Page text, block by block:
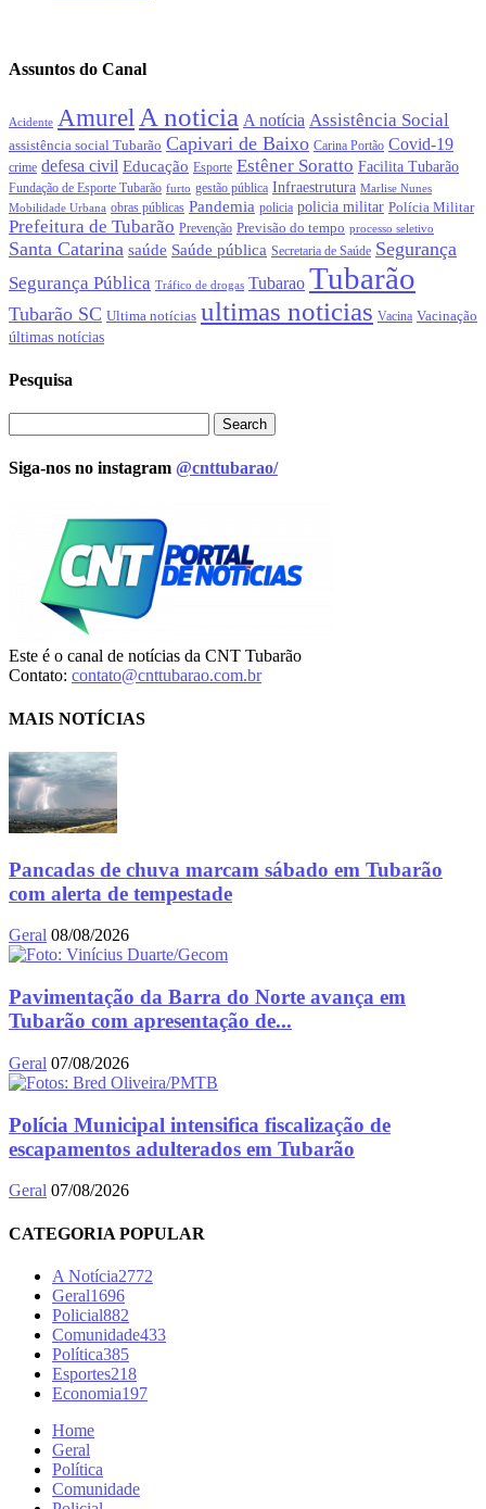
Assuntos do Canal
Acidente Amurel A noticia A notícia Assistência Social
assistência social Tubarão Capivari de Baixo Carina Portão Covid-19
crime defesa civil Educação Esporte Estêner Soratto Facilita Tubarão
Fundação de Esporte Tubarão furto gestão pública Infraestrutura Marlise Nunes
Mobilidade Urbana obras públicas Pandemia policia policia militar Polícia Militar
Prefeitura de Tubarão Prevenção Previsão do tempo processo seletivo
Santa Catarina saúde Saúde pública Secretaria de Saúde Segurança
Segurança Pública Tráfico de drogas Tubarao Tubarão
Tubarão SC Ultima notícias ultimas noticias Vacina Vacinação
últimas notícias
Pesquisa
Siga-nos no instagram @cnttubarao/
Este é o canal de notícias da CNT Tubarão
Contato: contato@cnttubarao.com.br
MAIS NOTÍCIAS
Pancadas de chuva marcam sábado em Tubarão
com alerta de tempestade
Geral 08/08/2026
Pavimentação da Barra do Norte avança em
Tubarão com apresentação de...
Geral 07/08/2026
Polícia Municipal intensifica fiscalização de
escapamentos adulterados em Tubarão
Geral 07/08/2026
CATEGORIA POPULAR
A Notícia2772
Geral1696
Policial882
Comunidade433
Política385
Esportes218
Economia197
Home
Geral
Política
Comunidade